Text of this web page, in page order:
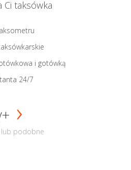
Ci taksówka
i gotówką
24/7
lub podobne